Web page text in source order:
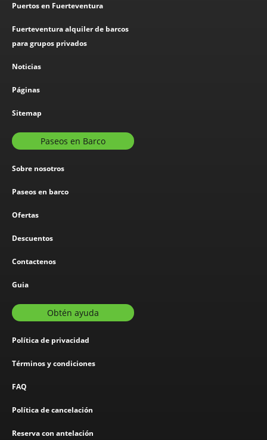
Puertos en Fuerteventura
Fuerteventura alquiler de barcos
para grupos privados
Noticias
Páginas
Sitemap
Paseos en Barco
Sobre nosotros
Paseos en barco
Ofertas
Descuentos
Contactenos
Guia
Obtén ayuda
Política de privacidad
Términos y condiciones
FAQ
Política de cancelación
Reserva con antelación